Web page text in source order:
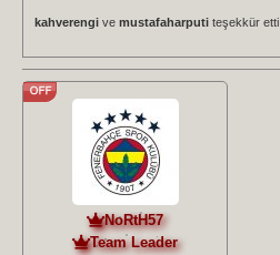
kahverengi ve mustafaharputi teşekkür etti.
NoRtH57
Team Leader